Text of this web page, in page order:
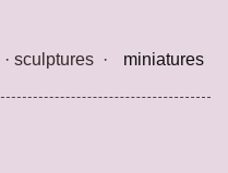
·sculptures · miniatures